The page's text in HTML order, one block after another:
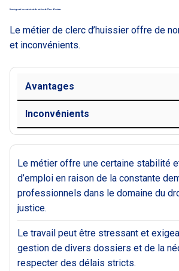
Avantages et inconvénients du métier de Clerc d’huissier
Le métier de clerc d’huissier offre de
et inconvénients.
Avantages
Inconvénients
Le métier offre une certaine stabilité
d’emploi en raison de la constante
professionnels dans le domaine du
justice.
Le travail peut être stressant et
gestion de divers dossiers et de la
respecter des délais stricts.